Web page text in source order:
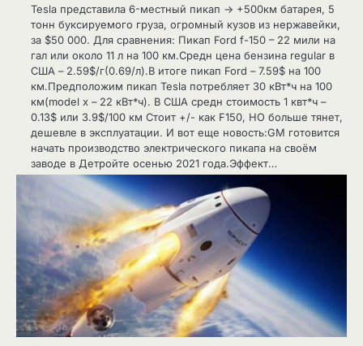
Tesla представила 6-местный пикап -> +500км батарея, 5
тонн буксируемого груза, огромный кузов из нержавейки,
за $50 000. Для сравнения: Пикап Ford f-150 – 22 мили на
гал или около 11 л на 100 км.Средн цена бензина regular в
США – 2.59$/г(0.69/л).В итоге пикап Ford – 7.59$ на 100
км.Предположим пикап Tesla потребляет 30 кВт*ч на 100
км(model x – 22 кВт*ч). В США средн стоимость 1 квт*ч –
0.13$ или 3.9$/100 км Стоит +/- как F150, НО больше тянет,
дешевле в эксплуатации. И вот еще новость:GM готовится
начать производство электрического пикапа на своём
заводе в Детройте осенью 2021 года.Эффект…